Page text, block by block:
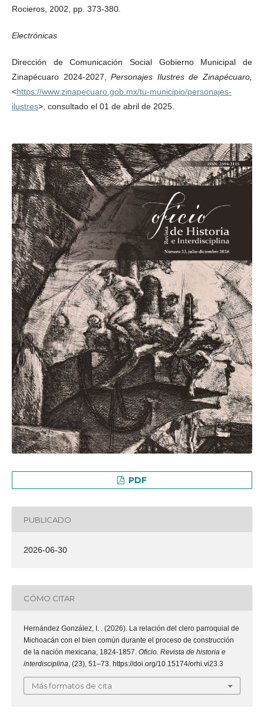
Rocieros, 2002, pp. 373-380.
Electrónicas
Dirección de Comunicación Social Gobierno Municipal de
Zinapécuaro 2024-2027,Personajes Ilustres de Zinapécuaro,
<https://www.zinapecuaro.gob.mx/tu-municipio/personajes-
ilustres>, consultado el 01 de abril de 2025.
PDF
PUBLICADO
2026-06-30
CÓMO CITAR
Hernández González, I. . (2026). La relación del clero parroquial de
Michoacán con el bien común durante el proceso de construcción
de la nación mexicana, 1824-1857. Oficio. Revista de historia e
interdisciplina, (23), 51–73. https://doi.org/10.15174/orhi.vi23.3
Más formatos de cita